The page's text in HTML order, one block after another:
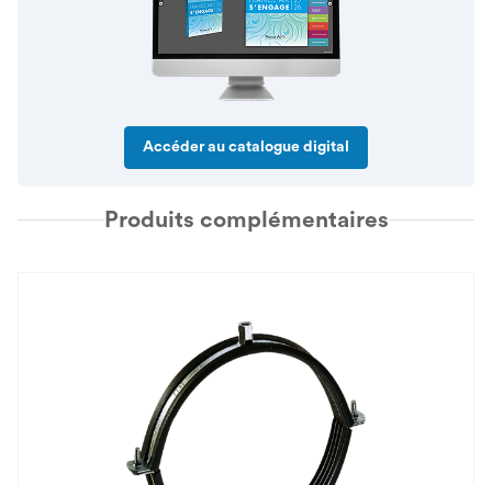
Accéder au catalogue digital
Produits complémentaires